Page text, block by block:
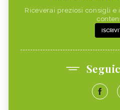
Riceverai preziosi consigli